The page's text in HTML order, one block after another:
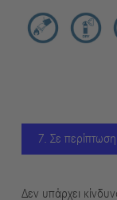
7. Σε
Δεν υπάρχει